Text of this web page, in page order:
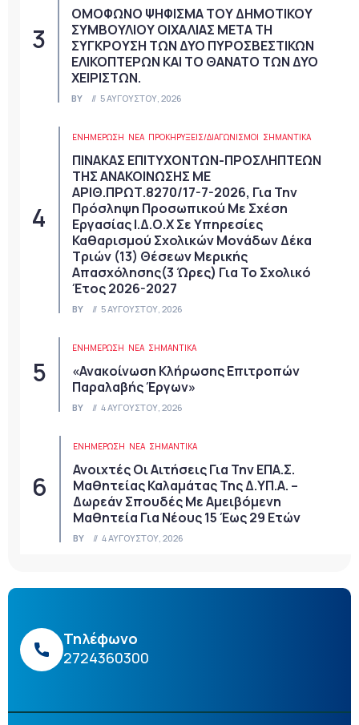
ΟΜΟΦΩΝΟ ΨΗΦΙΣΜΑ ΤΟΥ ΔΗΜΟΤΙΚΟΥ
ΣΥΜΒΟΥΛΙΟΥ ΟΙΧΑΛΙΑΣ ΜΕΤΑ ΤΗ
ΣΥΓΚΡΟΥΣΗ ΤΩΝ ΔΥΟ ΠΥΡΟΣΒΕΣΤΙΚΩΝ
ΕΛΙΚΟΠΤΕΡΩΝ ΚΑΙ ΤΟ ΘΑΝΑΤΟ ΤΩΝ ΔΥΟ
ΧΕΙΡΙΣΤΩΝ.
BY 5 ΑΥΓΟΎΣΤΟΥ, 2026
ΕΝΗΜΕΡΩΣΗ ΝΈΑ ΠΡΟΚΗΡΎΞΕΙΣ/ΔΙΑΓΩΝΙΣΜΟΊ ΣΗΜΑΝΤΙΚΆ
ΠΙΝΑΚΑΣ ΕΠΙΤΥΧΟΝΤΩΝ-ΠΡΟΣΛΗΠΤΕΩΝ
ΤΗΣ ΑΝΑΚΟΙΝΩΣΗΣ ΜΕ
ΑΡΙΘ.ΠΡΩΤ.8270/17-7-2026, Για Την
Πρόσληψη Προσωπικού Με Σχέση
Εργασίας Ι.Δ.Ο.Χ Σε Υπηρεσίες
Καθαρισμού Σχολικών Μονάδων Δέκα
Τριών (13) Θέσεων Μερικής
Απασχόλησης(3 Ώρες) Για Το Σχολικό
Έτος 2026-2027
BY 5 ΑΥΓΟΎΣΤΟΥ, 2026
ΕΝΗΜΕΡΩΣΗ ΝΈΑ ΣΗΜΑΝΤΙΚΆ
«Ανακοίνωση Κλήρωσης Επιτροπών
Παραλαβής Έργων»
BY 4 ΑΥΓΟΎΣΤΟΥ, 2026
ΕΝΗΜΕΡΩΣΗ ΝΈΑ ΣΗΜΑΝΤΙΚΆ
Ανοιχτές Οι Αιτήσεις Για Την ΕΠΑ.Σ.
Μαθητείας Καλαμάτας Της Δ.ΥΠ.Α. –
Δωρεάν Σπουδές Με Αμειβόμενη
Μαθητεία Για Νέους 15 Έως 29 Ετών
BY 4 ΑΥΓΟΎΣΤΟΥ, 2026
Τηλέφωνο
2724360300